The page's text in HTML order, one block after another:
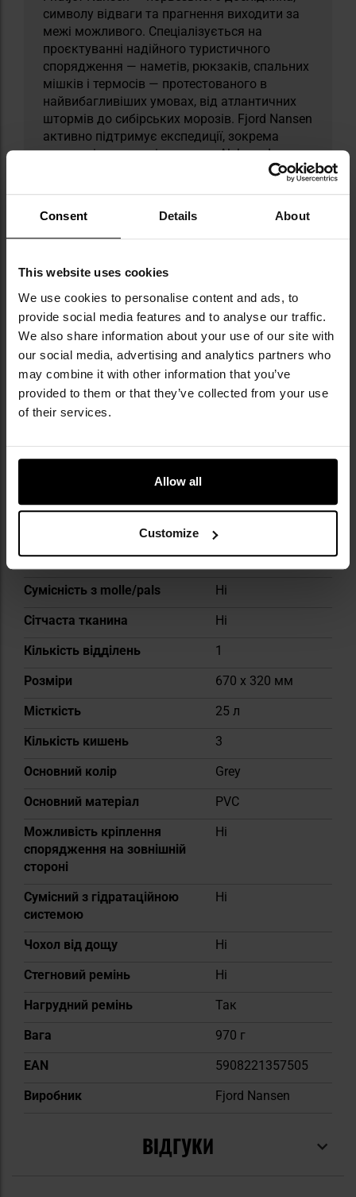
Consent Details About
This website uses cookies
We use cookies to personalise content and ads, to
provide social media features and to analyse our traffic.
We also share information about your use of our site with
our social media, advertising and analytics partners who
may combine it with other information that you’ve
provided to them or that they’ve collected from your use
of their services.
Allow all
Customize
символу відваги та прагнення виходити за
межі можливого. Спеціалізується на
проєктуванні надійного туристичного
спорядження — наметів, рюкзаків, спальних
мішків і термосів — протестованого в
найвибагливіших умовах, від атлантичних
штормів до сибірських морозів. Fjord Nansen
активно підтримує експедиції, зокрема
одиночні океанські переходи Aleksander
Doba, поєднуючи пристрасть до відкриттів
відображає його філософію — заклик жити в
гармонії з природою та приймати виклики.
натомість технічне спорядження
виготовляється в Азії під суворим наглядом,
із використанням перевірених матеріалів і
сучасних технологій.
ТЕХНІЧНІ ДАНІ
Докладніше
Колір / камуфляж
Відтінки сірого
відділення
клапаном
Спеціальна кишеня для
ноутбука
Так
Сумісність з molle/pals
Ні
Сітчаста тканина
Ні
Кількість відділень
1
Розміри
670 x 320 мм
Місткість
25 л
Кількість кишень
3
Основний колір
Grey
Основний матеріал
PVC
Можливість кріплення
спорядження на зовнішній
стороні
Ні
Сумісний з гідратаційною
системою
Ні
Чохол від дощу
Ні
Стегновий ремінь
Ні
Нагрудний ремінь
Так
Вага
970 г
EAN
5908221357505
Виробник
Fjord Nansen
ВІДГУКИ